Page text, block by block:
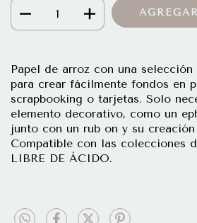
Papel de arroz con una
para crear fácilmente fondos en
scrapbooking o tarjetas. Solo
elemento decorativo, como un
junto con un rub on y su
Compatible con las colecciones
LIBRE DE ÁCIDO.